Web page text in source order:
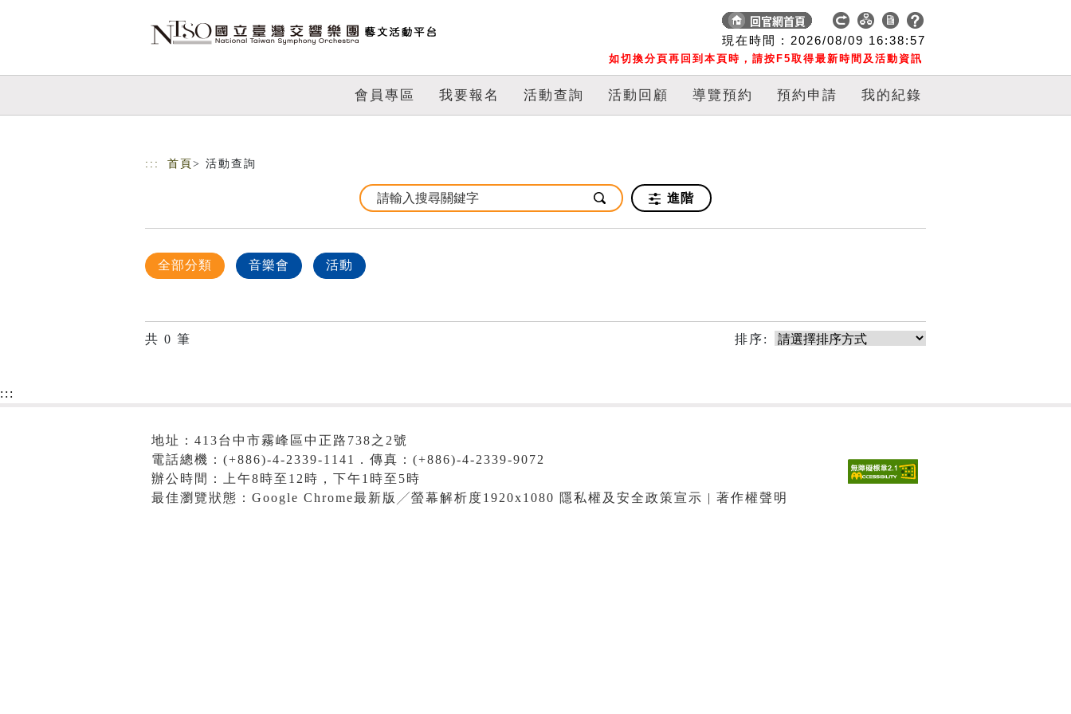
現在時間 : 2026/08/09 16:38:57
如切換分頁再回到本頁時，請按F5取得最新時間及活動資訊
會員專區 我要報名 活動查詢 活動回顧 導覽預約 預約申請 我的紀錄
::: 首頁 > 活動查詢
進階
全部分類 音樂會 活動
共 0 筆 排序:
:::
地址：413台中市霧峰區中正路738之2號
電話總機：(+886)-4-2339-1141．傳真：(+886)-4-2339-9072
辦公時間：上午8時至12時，下午1時至5時
最佳瀏覽狀態：Google Chrome最新版╱螢幕解析度1920x1080 隱私權及安全政策宣示 | 著作權聲明